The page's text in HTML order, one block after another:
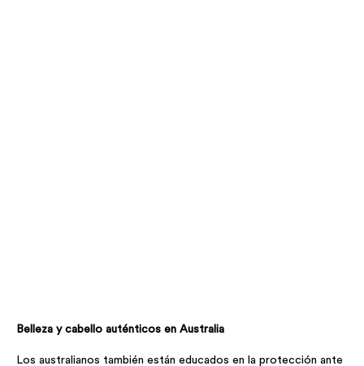
Belleza y cabello auténticos en Australia
Los australianos también están educados en la protección ante